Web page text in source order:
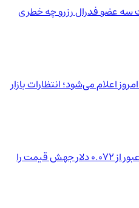
سه عضو فدرال رزرو چه خطری
اعلام می‌شود؛ انتظارات بازار
تحلیل قیمت دوج‌کوین؛ آیا عبور از ۰.۰۷۲ دلار جهش قیمت را